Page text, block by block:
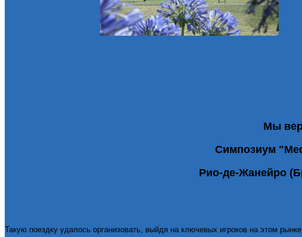
Мы
Симпозиум
Рио-де-Жанейро
Такую поездку удалось организовать, выйдя на ключевых игроков на этом